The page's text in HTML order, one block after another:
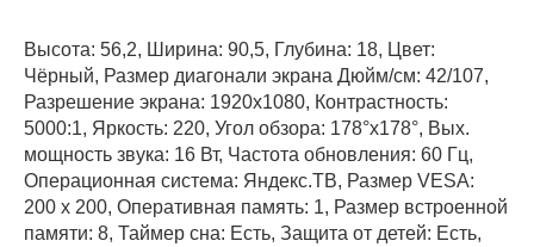
Высота: 56,2, Ширина: 90,5, Глубина: 18, Цвет:
Чёрный, Размер диагонали экрана Дюйм/см: 42/107,
Разрешение экрана: 1920x1080, Контрастность:
5000:1, Яркость: 220, Угол обзора: 178°x178°, Вых.
мощность звука: 16 Вт, Частота обновления: 60 Гц,
Операционная система: Яндекс.ТВ, Размер VESA:
200 x 200, Оперативная память: 1, Размер встроенной
памяти: 8, Таймер сна: Есть, Защита от детей: Есть,